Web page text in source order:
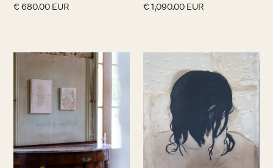
€ 680.00 EUR € 1,090.00 EUR